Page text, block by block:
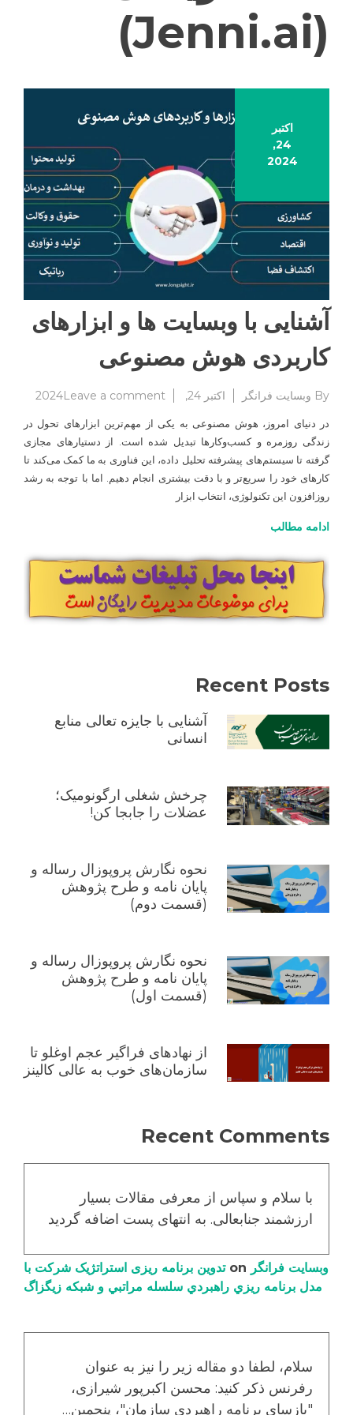
(Jenni.ai)
اکتبر
24,
2024
آشنایی با وبسایت ها و ابزارهای
کاربردی هوش مصنوعی
By وبسایت فرانگر اکتبر 24, 2024 Leave a comment
on
با
وبسایت
ها
و
در دنیای امروز، هوش مصنوعی به یکی از مهم‌ترین ابزارهای تحول در
زندگی روزمره و کسب‌وکارها تبدیل شده است. از دستیارهای مجازی
گرفته تا سیستم‌های پیشرفته تحلیل داده، این فناوری به ما کمک می‌کند تا
کارهای خود را سریع‌تر و با دقت بیشتری انجام دهیم. اما با توجه به رشد
روزافزون این تکنولوژی، انتخاب ابزار
ادامه مطالب
Recent Posts
آشنایی با جایزه تعالی منابع
انسانی
چرخش شغلی ارگونومیک؛
عضلات را جابجا کن!
نحوه نگارش پروپوزال رساله و
پایان نامه و طرح پژوهش
(قسمت دوم)
نحوه نگارش پروپوزال رساله و
پایان نامه و طرح پژوهش
(قسمت اول)
از نهادهای فراگیر عجم اوغلو تا
سازمان‌های خوب به عالی کالینز
Recent Comments
با سلام و سپاس از معرفی مقالات بسیار
ارزشمند جنابعالی. به انتهای پست اضافه گردید
وبسایت فرانگر
تدوین برنامه ریزی استراتژیک شرکت با
مدل برنامه ریزي راهبردي سلسله مراتبي و شبکه زیگزاگ
سلام، لطفا دو مقاله زیر را نیز به عنوان
رفرنس ذکر کنید: محسن اکبرپور شیرازی،
"بازسای برنامه راهبردی سازمان"، پنجمین…